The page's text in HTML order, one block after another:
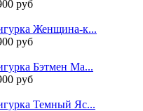
руб
Женщина-к...
руб
Бэтмен Ма...
руб
Темный Яс...